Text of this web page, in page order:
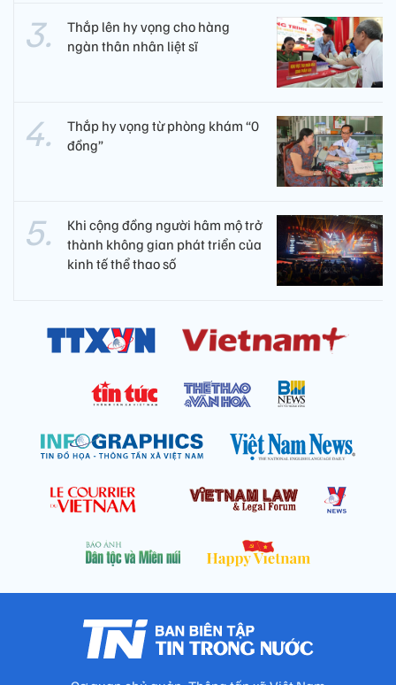
Thắp lên hy vọng cho hàng
ngàn thân nhân liệt sĩ
Thắp hy vọng từ phòng khám “0
đồng”
Khi cộng đồng người hâm mộ trở
thành không gian phát triển của
kinh tế thể thao số